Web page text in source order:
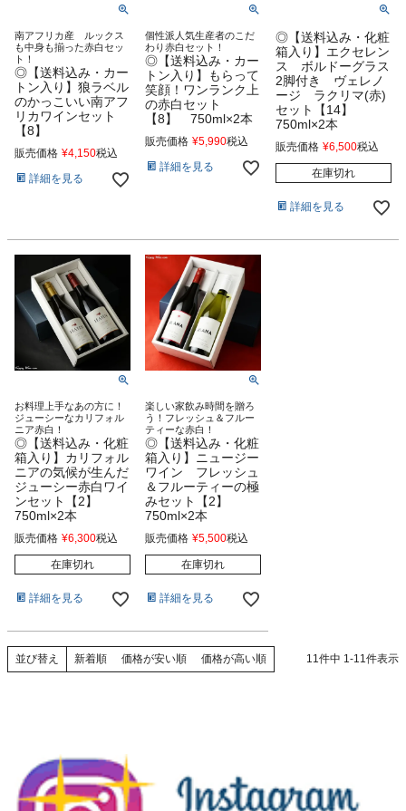
南アフリカ産 ルックス
も中身も揃った赤白セッ
ト！
◎【送料込み・カー
トン入り】狼ラベル
のかっこいい南アフ
リカワインセット
【8】
販売価格 ¥4,150税込
詳細を見る
個性派人気生産者のこだ
わり赤白セット！
◎【送料込み・カー
トン入り】もらって
笑顔！ワンランク上
の赤白セット
【8】 750ml×2本
販売価格 ¥5,990税込
詳細を見る
◎【送料込み・化粧
箱入り】エクセレン
ス ボルドーグラス
2脚付き ヴェレノ
ージ ラクリマ(赤)
セット【14】
750ml×2本
販売価格 ¥6,500税込
在庫切れ
詳細を見る
お料理上手なあの方に！
ジューシーなカリフォル
ニア赤白！
◎【送料込み・化粧
箱入り】カリフォル
ニアの気候が生んだ
ジューシー赤白ワイ
ンセット【2】
750ml×2本
販売価格 ¥6,300税込
在庫切れ
詳細を見る
楽しい家飲み時間を贈ろ
う！フレッシュ＆フルー
ティーな赤白！
◎【送料込み・化粧
箱入り】ニュージー
ワイン フレッシュ
＆フルーティーの極
みセット【2】
750ml×2本
販売価格 ¥5,500税込
在庫切れ
詳細を見る
並び替え 新着順 価格が安い順 価格が高い順 11 件中 1 -11 件表示